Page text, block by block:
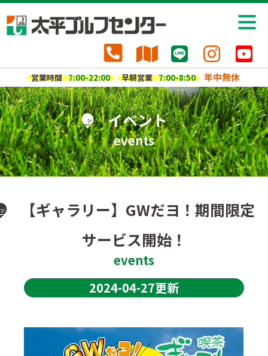
営業時間 7:00-22:00 早朝営業 7:00-8:50 年中無休
イベント
events
【ギャラリー】GWだヨ！期間限定
サービス開始！
events
2024-04-27更新